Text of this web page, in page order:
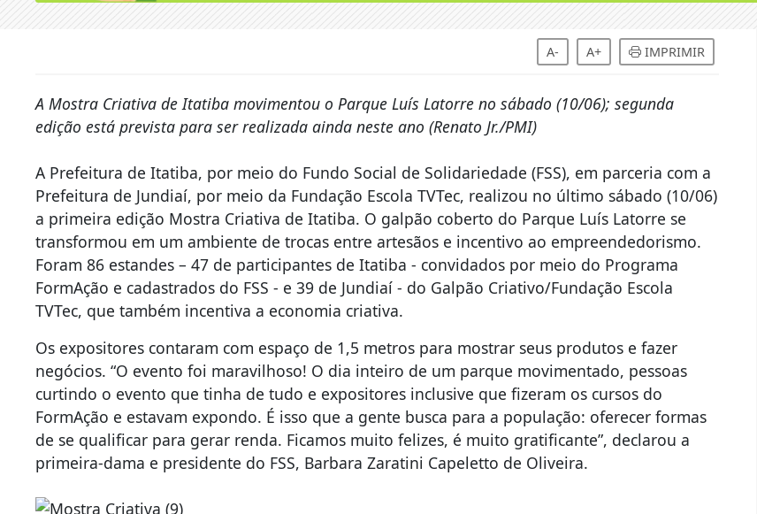
A- A+ IMPRIMIR
A Mostra Criativa de Itatiba movimentou o Parque Luís Latorre no sábado (10/06); segunda
edição está prevista para ser realizada ainda neste ano (Renato Jr./PMI)
A Prefeitura de Itatiba, por meio do Fundo Social de Solidariedade (FSS), em parceria com a
Prefeitura de Jundiaí, por meio da Fundação Escola TVTec, realizou no último sábado (10/06)
a primeira edição Mostra Criativa de Itatiba. O galpão coberto do Parque Luís Latorre se
transformou em um ambiente de trocas entre artesãos e incentivo ao empreendedorismo.
Foram 86 estandes – 47 de participantes de Itatiba - convidados por meio do Programa
FormAção e cadastrados do FSS - e 39 de Jundiaí - do Galpão Criativo/Fundação Escola
TVTec, que também incentiva a economia criativa.
Os expositores contaram com espaço de 1,5 metros para mostrar seus produtos e fazer
negócios. “O evento foi maravilhoso! O dia inteiro de um parque movimentado, pessoas
curtindo o evento que tinha de tudo e expositores inclusive que fizeram os cursos do
FormAção e estavam expondo. É isso que a gente busca para a população: oferecer formas
de se qualificar para gerar renda. Ficamos muito felizes, é muito gratificante”, declarou a
primeira-dama e presidente do FSS, Barbara Zaratini Capeletto de Oliveira.